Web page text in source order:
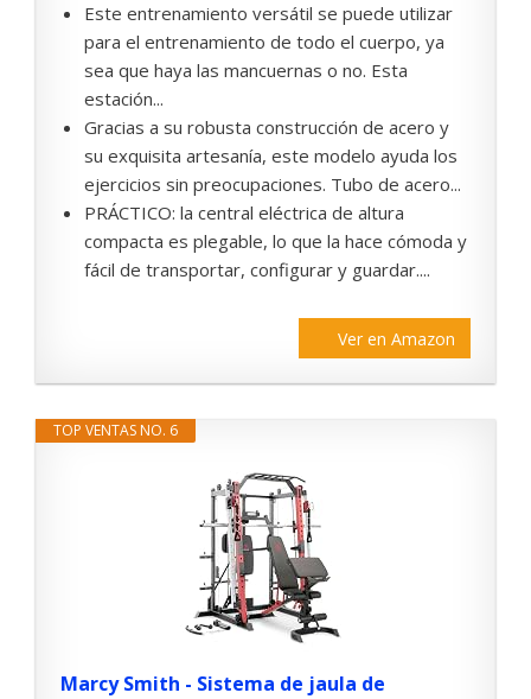
Este entrenamiento versátil se puede utilizar
para el entrenamiento de todo el cuerpo, ya
sea que haya las mancuernas o no. Esta
estación...
Gracias a su robusta construcción de acero y
su exquisita artesanía, este modelo ayuda los
ejercicios sin preocupaciones. Tubo de acero...
PRÁCTICO: la central eléctrica de altura
compacta es plegable, lo que la hace cómoda y
fácil de transportar, configurar y guardar....
Ver en Amazon
TOP VENTAS NO. 6
Marcy Smith - Sistema de jaula de